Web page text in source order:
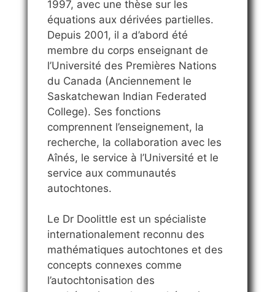
1997, avec une thèse sur les
équations aux dérivées partielles.
Depuis 2001, il a d’abord été
membre du corps enseignant de
l’Université des Premières Nations
du Canada (Anciennement le
Saskatchewan Indian Federated
College). Ses fonctions
comprennent l’enseignement, la
recherche, la collaboration avec les
Aînés, le service à l’Université et le
service aux communautés
autochtones.
Le Dr Doolittle est un spécialiste
internationalement reconnu des
mathématiques autochtones et des
concepts connexes comme
l’autochtonisation des